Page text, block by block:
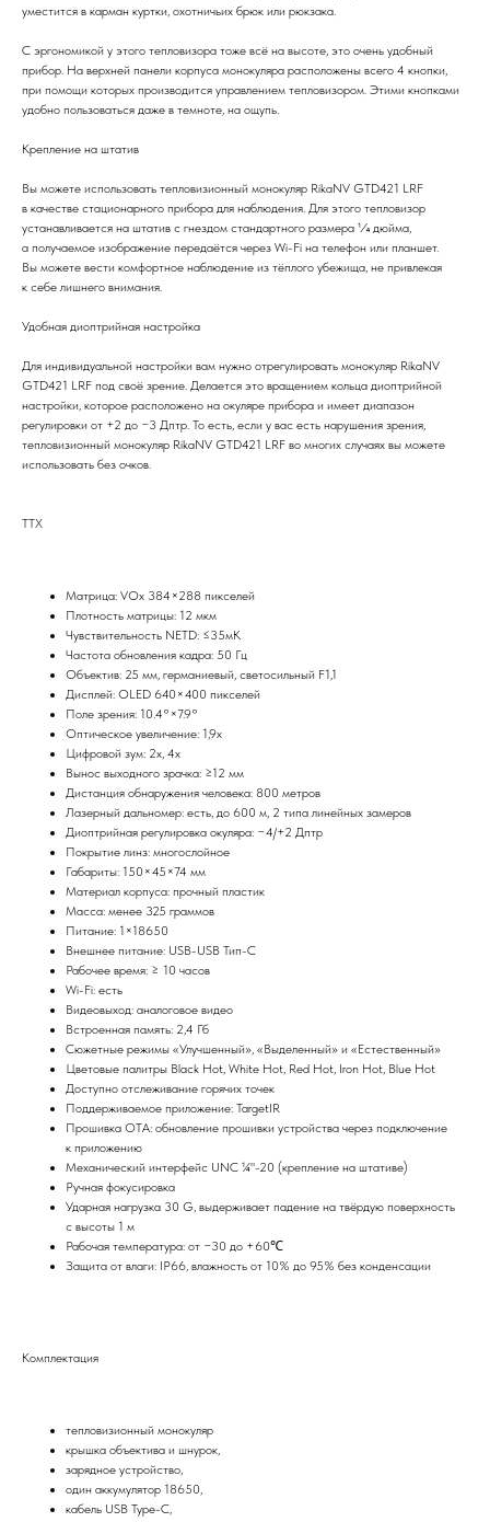
уместится в карман куртки, охотничьих брюк или рюкзака.
С эргономикой у этого тепловизора тоже всё на высоте, это очень удобный
прибор. На верхней панели корпуса монокуляра расположены всего 4 кнопки,
при помощи которых производится управлением тепловизором. Этими кнопками
удобно пользоваться даже в темноте, на ощупь.
Крепление на штатив
Вы можете использовать тепловизионный монокуляр RikaNV GTD421 LRF
в качестве стационарного прибора для наблюдения. Для этого тепловизор
устанавливается на штатив с гнездом стандартного размера 1⁄4 дюйма,
а получаемое изображение передаётся через Wi-Fi на телефон или планшет.
Вы можете вести комфортное наблюдение из тёплого убежища, не привлекая
к себе лишнего внимания.
Удобная диоптрийная настройка
Для индивидуальной настройки вам нужно отрегулировать монокуляр RikaNV
GTD421 LRF под своё зрение. Делается это вращением кольца диоптрийной
настройки, которое расположено на окуляре прибора и имеет диапазон
регулировки от +2 до −3 Дптр. То есть, если у вас есть нарушения зрения,
тепловизионный монокуляр RikaNV GTD421 LRF во многих случаях вы можете
использовать без очков.
ТТХ
Матрица: VOx 384×288 пикселей
Плотность матрицы: 12 мкм
Чувствительность NETD: ≤35мК
Частота обновления кадра: 50 Гц
Объектив: 25 мм, германиевый, светосильный F1,1
Дисплей: OLED 640×400 пикселей
Поле зрения: 10.4°×7.9°
Оптическое увеличение: 1,9x
Цифровой зум: 2x, 4х
Вынос выходного зрачка: ≥12 мм
Дистанция обнаружения человека: 800 метров
Лазерный дальномер: есть, до 600 м, 2 типа линейных замеров
Диоптрийная регулировка окуляра: −4/+2 Дптр
Покрытие линз: многослойное
Габариты: 150×45×74 мм
Материал корпуса: прочный пластик
Масса: менее 325 граммов
Питание: 1×18650
Внешнее питание: USB-USB Тип-C
Рабочее время: ≥ 10 часов
Wi-Fi: есть
Видеовыход: аналоговое видео
Встроенная память: 2,4 Гб
Сюжетные режимы «Улучшенный», «Выделенный» и «Естественный»
Цветовые палитры Black Hot, White Hot, Red Hot, Iron Hot, Blue Hot
Доступно отслеживание горячих точек
Поддерживаемое приложение: TargetIR
Прошивка OTA: обновление прошивки устройства через подключение
к приложению
Механический интерфейс UNC ¼"-20 (крепление на штативе)
Ручная фокусировка
Ударная нагрузка 30 G, выдерживает падение на твёрдую поверхность
с высоты 1 м
Рабочая температура: от −30 до +60℃
Защита от влаги: IP66, влажность от 10% до 95% без конденсации
Комплектация
тепловизионный монокуляр
крышка объектива и шнурок,
зарядное устройство,
один аккумулятор 18650,
кабель USB Type-C,